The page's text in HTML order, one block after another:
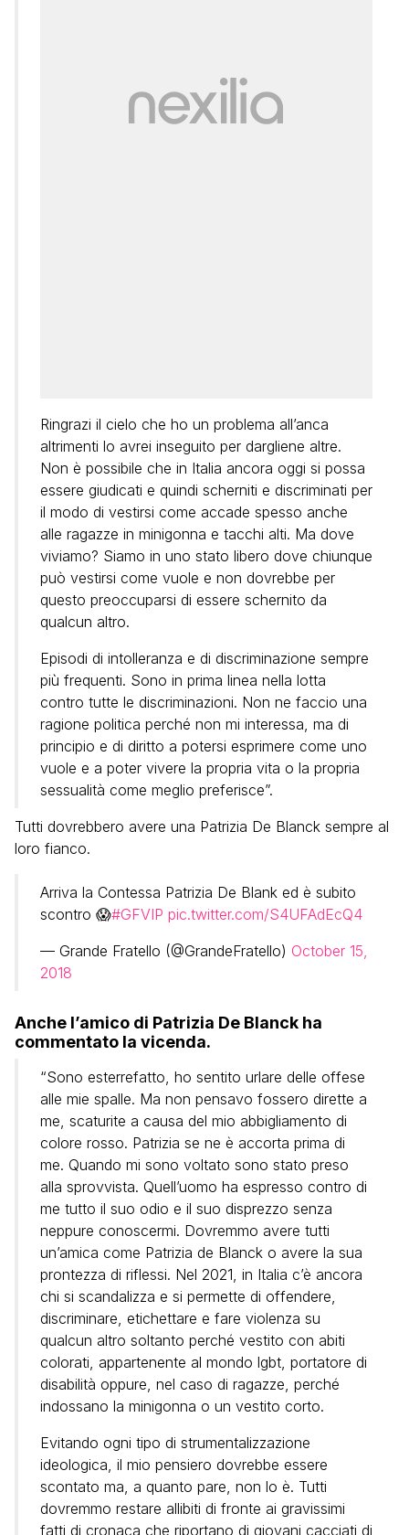
Ringrazi il cielo che ho un problema all’anca
altrimenti lo avrei inseguito per dargliene altre.
Non è possibile che in Italia ancora oggi si possa
essere giudicati e quindi scherniti e discriminati per
il modo di vestirsi come accade spesso anche
alle ragazze in minigonna e tacchi alti. Ma dove
viviamo? Siamo in uno stato libero dove chiunque
può vestirsi come vuole e non dovrebbe per
questo preoccuparsi di essere schernito da
qualcun altro.
Episodi di intolleranza e di discriminazione sempre
più frequenti. Sono in prima linea nella lotta
contro tutte le discriminazioni. Non ne faccio una
ragione politica perché non mi interessa, ma di
principio e di diritto a potersi esprimere come uno
vuole e a poter vivere la propria vita o la propria
sessualità come meglio preferisce”.
Tutti dovrebbero avere una Patrizia De Blanck sempre al
loro fianco.
Arriva la Contessa Patrizia De Blank ed è subito
scontro 😱#GFVIP pic.twitter.com/S4UFAdEcQ4
— Grande Fratello (@GrandeFratello) October 15,
2018
Anche l’amico di Patrizia De Blanck ha
commentato la vicenda.
“Sono esterrefatto, ho sentito urlare delle offese
alle mie spalle. Ma non pensavo fossero dirette a
me, scaturite a causa del mio abbigliamento di
colore rosso. Patrizia se ne è accorta prima di
me. Quando mi sono voltato sono stato preso
alla sprovvista. Quell’uomo ha espresso contro di
me tutto il suo odio e il suo disprezzo senza
neppure conoscermi. Dovremmo avere tutti
un’amica come Patrizia de Blanck o avere la sua
prontezza di riflessi. Nel 2021, in Italia c’è ancora
chi si scandalizza e si permette di offendere,
discriminare, etichettare e fare violenza su
qualcun altro soltanto perché vestito con abiti
colorati, appartenente al mondo lgbt, portatore di
disabilità oppure, nel caso di ragazze, perché
indossano la minigonna o un vestito corto.
Evitando ogni tipo di strumentalizzazione
ideologica, il mio pensiero dovrebbe essere
scontato ma, a quanto pare, non lo è. Tutti
dovremmo restare allibiti di fronte ai gravissimi
fatti di cronaca che riportano di giovani cacciati di